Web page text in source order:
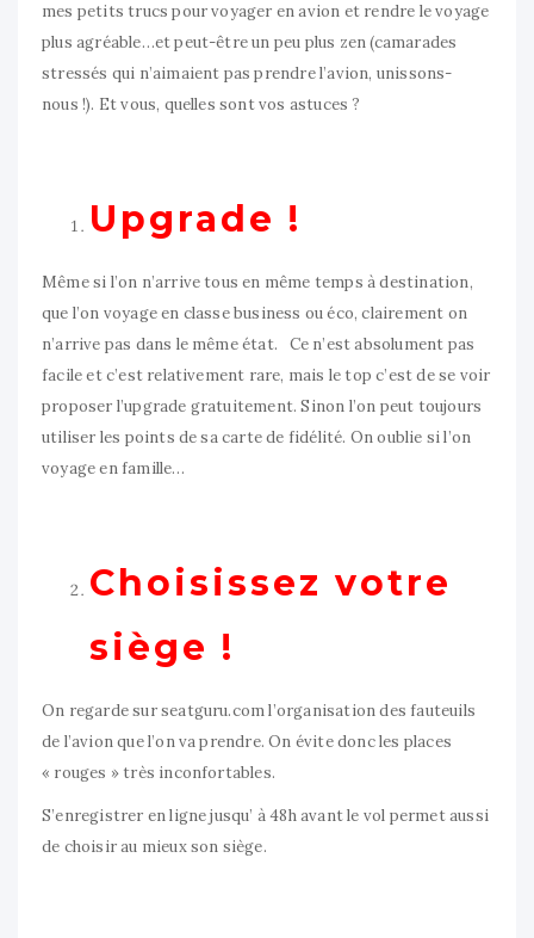
mes petits trucs pour voyager en avion et rendre le voyage
plus agréable…et peut-être un peu plus zen (camarades
stressés qui n’aimaient pas prendre l’avion, unissons-
nous !). Et vous, quelles sont vos astuces ?
Upgrade !
Même si l’on n’arrive tous en même temps à destination,
que l’on voyage en classe business ou éco, clairement on
n’arrive pas dans le même état. Ce n’est absolument pas
facile et c’est relativement rare, mais le top c’est de se voir
proposer l’upgrade gratuitement. Sinon l’on peut toujours
utiliser les points de sa carte de fidélité. On oublie si l’on
voyage en famille…
Choisissez votre
siège !
On regarde sur seatguru.com l’organisation des fauteuils
de l’avion que l’on va prendre. On évite donc les places
« rouges » très inconfortables.
S’enregistrer en ligne jusqu’ à 48h avant le vol permet aussi
de choisir au mieux son siège.